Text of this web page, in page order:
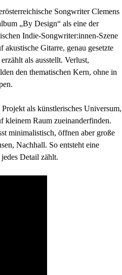
Songwriter Clemens
„By Design“ als eine der
Indie-Songwriter:innen-Szene
akustische Gitarre, genau gesetzte
als ausstellt. Verlust,
den thematischen Kern, ohne in
als künstlerisches Universum,
kleinem Raum zueinanderfinden.
minimalistisch, öffnen aber große
Nachhall. So entsteht eine
Detail zählt.